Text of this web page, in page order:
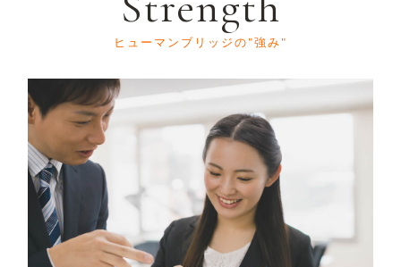
ヒューマンブリッジの"強み"